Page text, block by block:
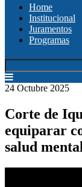
Home
Institucional
Juramentos
Programas
24 Octubre 2025
Corte de
equiparar
salud